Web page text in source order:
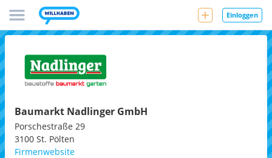
Einloggen
Baumarkt Nadlinger GmbH
Porschestraße 29
3100 St. Pölten
Firmenwebsite